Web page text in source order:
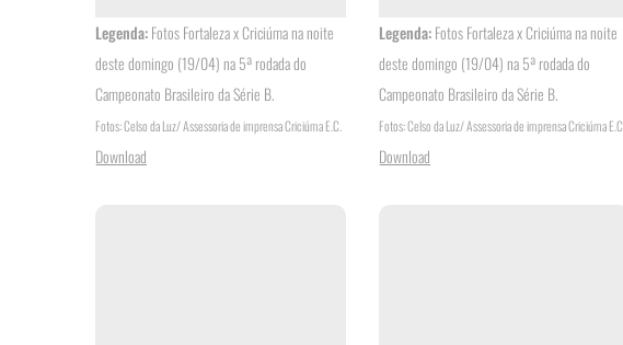
Legenda:Fotos Fortaleza x Criciúma na noite
deste domingo (19/04) na 5ª rodada do
Campeonato Brasileiro da Série B.
Fotos: Celso da Luz/ Assessoria de imprensa Criciúma E.C.
Download
Legenda:Fotos Fortaleza x Criciúma na noite
deste domingo (19/04) na 5ª rodada do
Campeonato Brasileiro da Série B.
Fotos: Celso da Luz/ Assessoria de imprensa Criciúma E.C.
Download